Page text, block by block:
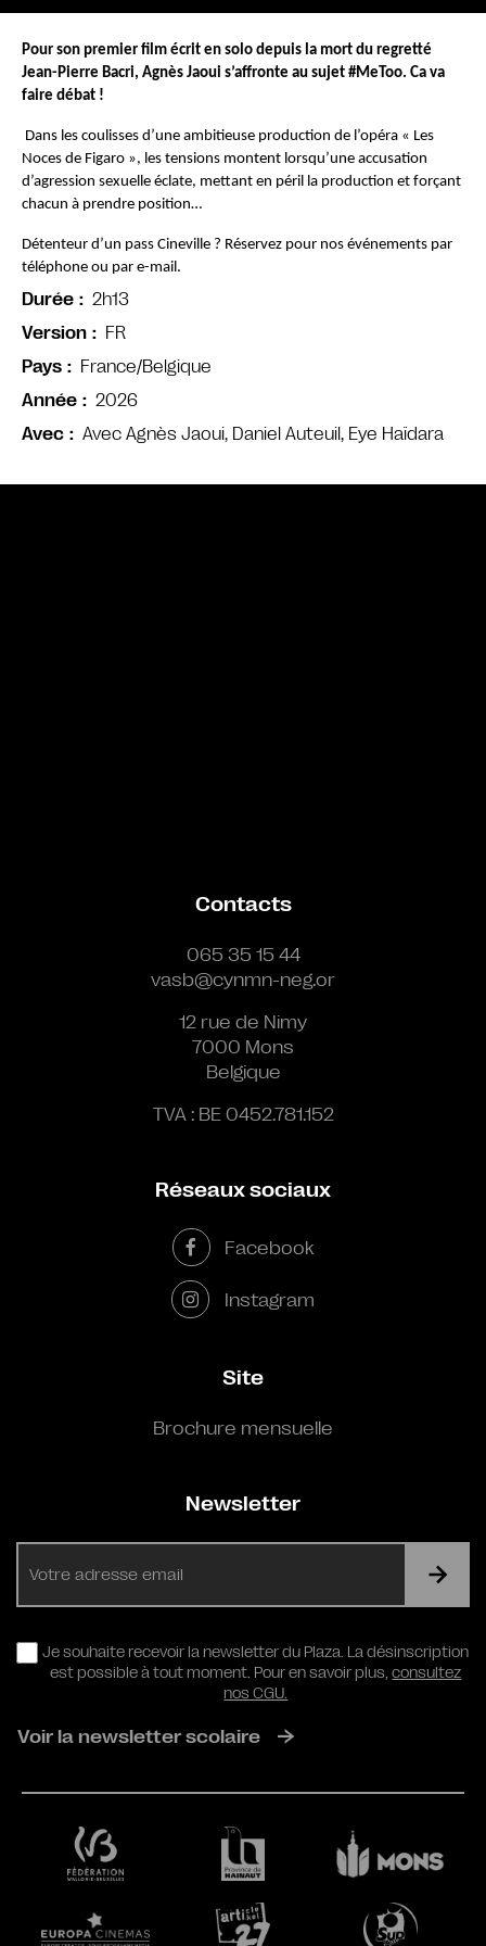
Avec Avec Agnès Jaoui, Daniel Auteuil, Eye Haïdara
Pour son premier film écrit en solo depuis la mort du regretté
Jean-Pierre Bacri, Agnès Jaoui s’affronte au sujet #MeToo. Ca va
faire débat !
Dans les coulisses d’une ambitieuse production de l’opéra « Les
Noces de Figaro », les tensions montent lorsqu’une accusation
d’agression sexuelle éclate, mettant en péril la production et forçant
chacun à prendre position…
Détenteur d’un pass Cineville ? Réservez pour nos événements par
téléphone ou par e-mail.
Durée
2h13
Version
FR
Pays
France/Belgique
Année
2026
Contacts
065 35 15 44
vasb@cynmn-neg.or
12 rue de Nimy
7000 Mons
Belgique
TVA : BE 0452.781.152
Réseaux sociaux
Facebook
Instagram
Site
Brochure mensuelle
Newsletter
RGPD
Je souhaite recevoir la newsletter du Plaza. La désinscription
est possible à tout moment. Pour en savoir plus,consultez
nos CGU.
Voir la newsletter scolaire